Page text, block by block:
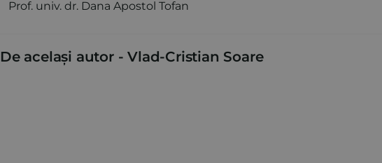
Prof. univ. dr. Dana Apostol Tofan
De același autor - Vlad-Cristian Soare